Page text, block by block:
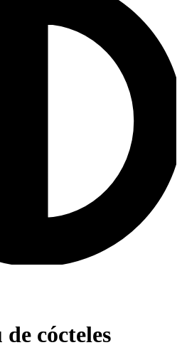
cócteles